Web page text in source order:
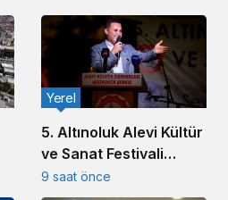
5. Altınoluk Alevi Kültür
ve Sanat Festivali
Başladı
Yerel
9 saat önce